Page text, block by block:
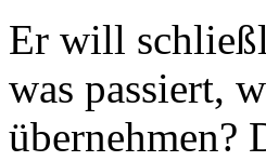
Er will
was passiert,
übernehmen?